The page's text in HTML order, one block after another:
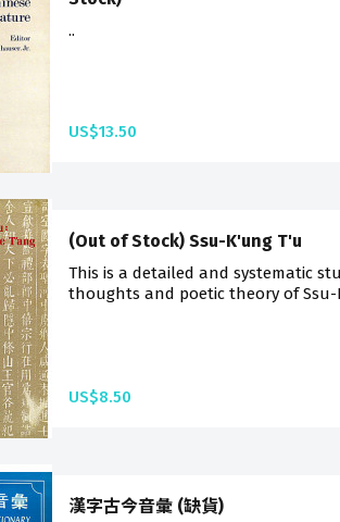
..
US$13.50
(Out of Stock) Ssu-K'ung T'u
This is a detailed and systematic
thoughts and poetic theory of Ssu-
US$8.50
漢字古今音彙 (缺貨)